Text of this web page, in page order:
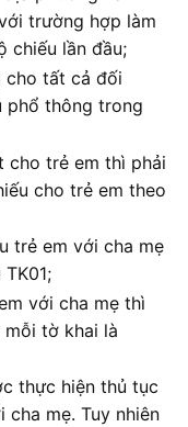
trường hợp làm
chiếu lần đầu;
cho tất cả đối
phổ thông trong
cho trẻ em thì phải
cho trẻ em theo
trẻ em với cha mẹ
với cha mẹ thì
tờ khai là
thực hiện thủ tục
cha mẹ. Tuy nhiên